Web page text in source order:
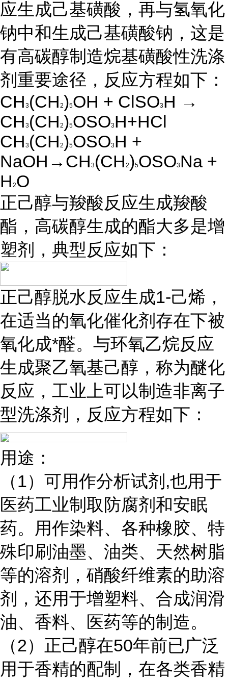
应生成己基磺酸，再与氢氧化
钠中和生成己基磺酸钠，这是
有高碳醇制造烷基磺酸性洗涤
剂重要途径，反应方程如下：
CH 3(CH 2)5OH + ClSO3H →
CH 3(CH 2)5OSO3H+HCl
CH 3(CH 2)5OSO3H +
NaOH→CH 3(CH 2)5OSO3Na +
H 2O
正己醇与羧酸反应生成羧酸
酯，高碳醇生成的酯大多是增
塑剂，典型反应如下：
正己醇脱水反应生成1-己烯，
在适当的氧化催化剂存在下被
氧化成*醛。与环氧乙烷反应
生成聚乙氧基己醇，称为醚化
反应，工业上可以制造非离子
型洗涤剂，反应方程如下：
用途：
（1）可用作分析试剂,也用于
医药工业制取防腐剂和安眠
药。用作染料、各种橡胶、特
殊印刷油墨、油类、天然树脂
等的溶剂，硝酸纤维素的助溶
剂，还用于增塑料、合成润滑
油、香料、医药等的制造。
（2）正己醇在50年前已广泛
用于香精的配制，在各类香精